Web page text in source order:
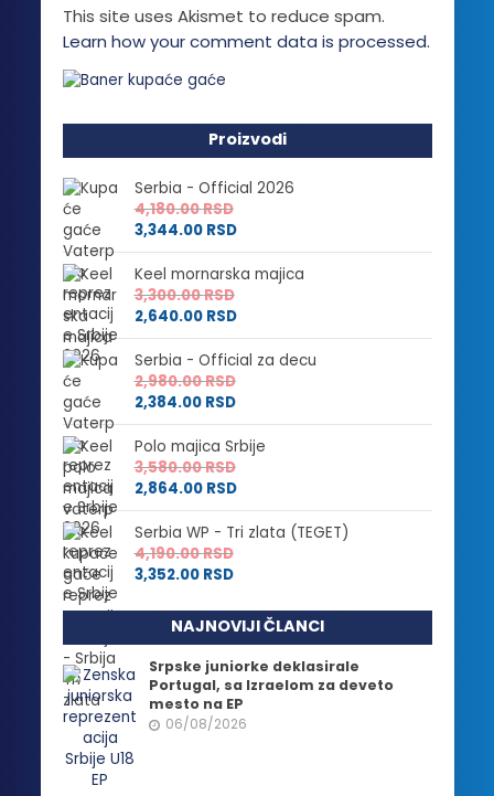
This site uses Akismet to reduce spam.
Learn how your comment data is processed.
Proizvodi
Serbia - Official 2026
4,180.00RSD
3,344.00 RSD
Keel mornarska majica
3,300.00RSD
2,640.00 RSD
Serbia - Official za decu
2,980.00RSD
2,384.00 RSD
Polo majica Srbije
3,580.00RSD
2,864.00 RSD
Serbia WP - Tri zlata (TEGET)
4,190.00RSD
3,352.00 RSD
NAJNOVIJI ČLANCI
Srpske juniorke deklasirale
Portugal, sa Izraelom za deveto
mesto na EP
06/08/2026